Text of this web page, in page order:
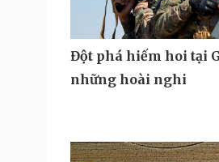
Đột phá hiếm hoi tại
những hoài nghi